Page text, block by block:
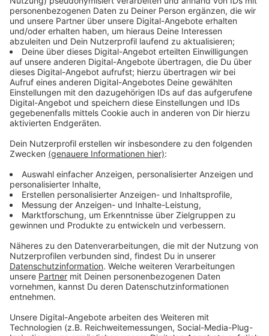
Aktuell ist laut IHK jede dritte Rheinbrücke für
Lastwagen gesperrt. Diese weichen dann auf andere
Routen aus, die ebenfalls schon unter Druck stehen,
so die IHK.
Anzeige
Mehr Tempo beim Neubau gefordert
Anzeige
Das stört die Lieferketten im gesamten Rheinland und
trifft damit auch Unternehmen bei uns in Düsseldorf.
Die Kammer fordert von der Politik deshalb deutlich
mehr Tempo beim Neubau.
Anzeige
Weitere Infos und Links zum Thema:
Anzeige